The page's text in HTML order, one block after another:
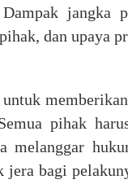
jangka
dan upaya
pihak
melanggar
jera bagi